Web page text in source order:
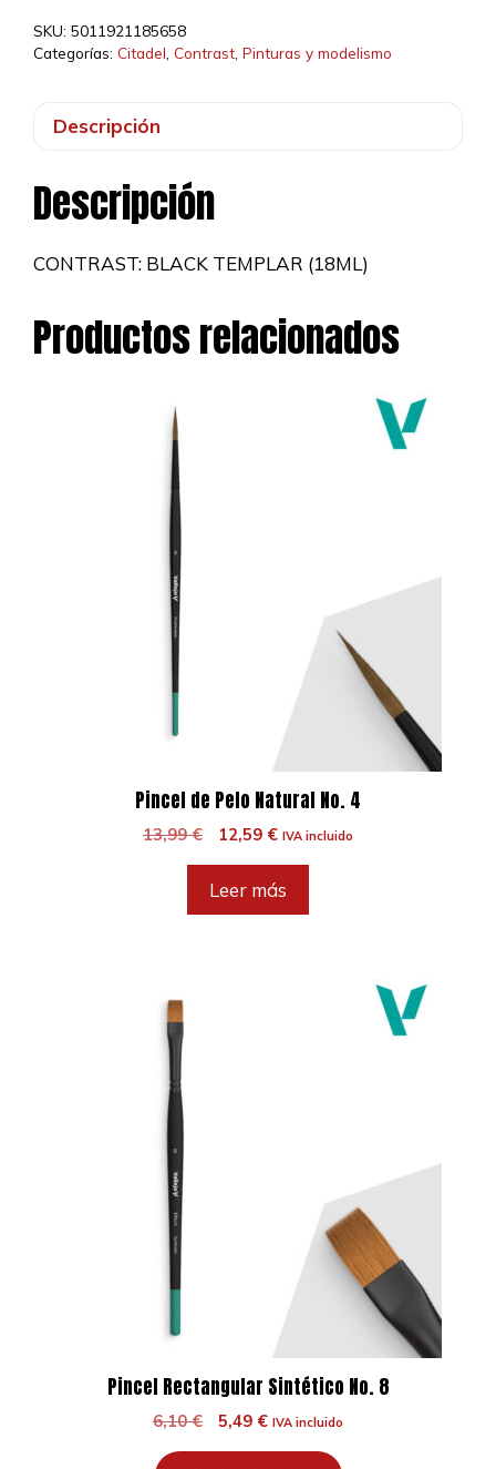
cantidad
SKU: 5011921185658
Categorías: Citadel Contrast Pinturas y modelismo
Descripción
Descripción
CONTRAST: BLACK TEMPLAR (18ML)
Productos relacionados
Pincel de Pelo Natural No. 4
13,99€
El
original
era:
12,59 €El
es:
IVA incluido
Leer más
Pincel Rectangular Sintético No. 8
6,10€
El
5,49 €ElIVA incluido